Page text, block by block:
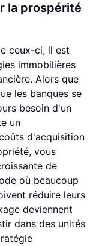
la prospérité
ceux-ci, il est
immobilières
Alors que
les banques se
besoin d'un
un
d'acquisition
vous
de
où beaucoup
réduire leurs
deviennent
dans des unités